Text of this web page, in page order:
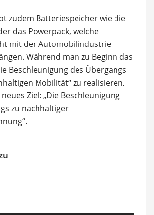
zudem Batteriespeicher wie die
das Powerpack, welche
mit der Automobilindustrie
Während man zu Beginn das
Beschleunigung des Übergangs
Mobilität“ zu realisieren,
Ziel: „Die Beschleunigung
zu nachhaltiger